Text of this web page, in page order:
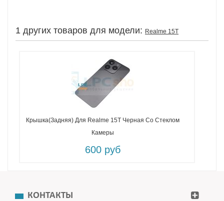
1 других товаров для модели: Realme 15T
Крышка(задняя) Для Realme 15T Черная Со Стеклом
Камеры
600 руб
КОНТАКТЫ